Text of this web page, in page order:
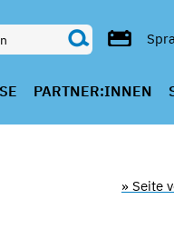
PARTNER:INNEN
» Seite